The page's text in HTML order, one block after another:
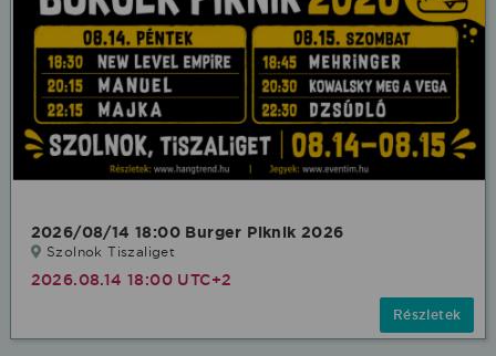
2026/08/14 18:00 Burger Piknik 2026
Szolnok Tiszaliget
2026.08.14 18:00 UTC+2
Részletek